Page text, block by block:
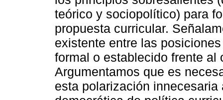
teórico y sociopolítico) para
propuesta curricular.
existente entre las
formal o establecido frente al
Argumentamos que es
esta polarización